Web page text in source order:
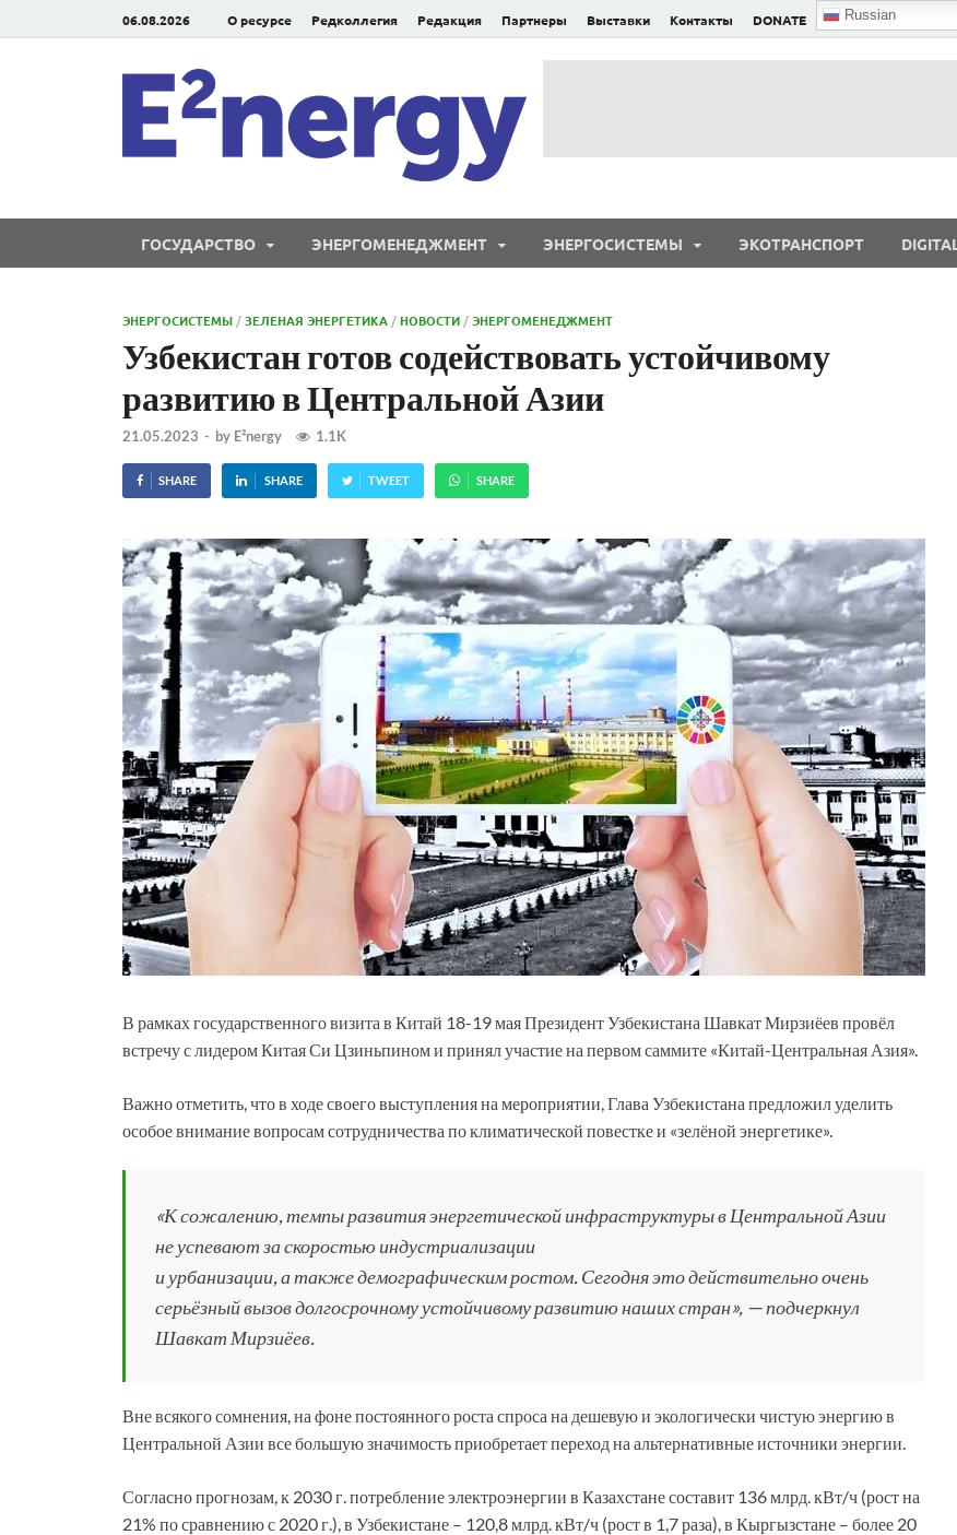
06.08.2026 О ресурсе Редколлегия Редакция Партнеры Выставки Контакты DONATE Russian
ГОСУДАРСТВО ЭНЕРГОМЕНЕДЖМЕНТ ЭНЕРГОСИСТЕМЫ ЭКОТРАНСПОРТ DIGITAL
ЭНЕРГОСИСТЕМЫ /ЗЕЛЕНАЯ ЭНЕРГЕТИКА /НОВОСТИ /ЭНЕРГОМЕНЕДЖМЕНТ
Узбекистан готов содействовать устойчивому
развитию в Центральной Азии
21.05.2023 - by E²nergy 1.1K
SHARE SHARE TWEET SHARE
В рамках государственного визита в Китай 18-19 мая Президент Узбекистана Шавкат Мирзиёев провёл
встречу с лидером Китая Си Цзиньпином и принял участие на первом саммите «Китай-Центральная Азия».
Важно отметить, что в ходе своего выступления на мероприятии, Глава Узбекистана предложил уделить
особое внимание вопросам сотрудничества по климатической повестке и «зелёной энергетике».
«К сожалению, темпы развития энергетической инфраструктуры в Центральной Азии
не успевают за скоростью индустриализации
и урбанизации, а также демографическим ростом. Сегодня это действительно очень
серьёзный вызов долгосрочному устойчивому развитию наших стран», — подчеркнул
Шавкат Мирзиёев.
Вне всякого сомнения, на фоне постоянного роста спроса на дешевую и экологически чистую энергию в
Центральной Азии все большую значимость приобретает переход на альтернативные источники энергии.
Согласно прогнозам, к 2030 г. потребление электроэнергии в Казахстане составит 136 млрд. кВт/ч (рост на
21% по сравнению с 2020 г.), в Узбекистане – 120,8 млрд. кВт/ч (рост в 1,7 раза), в Кыргызстане – более 20